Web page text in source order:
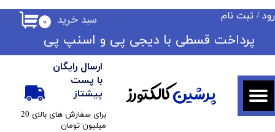
ارسال رایگان
با پست
پیشتاز
​برای سفارش های بالای 20
میلیون تومان
۰ سبد خرید / ثبت نام
حساب کاربری من
تغییر گذر واژه
سفارشات
خروج از حساب کاربری
​​پرداخت قسطی با دیجی پی ​​​​​​​و اسنپ پی
پرشینکالکتورز